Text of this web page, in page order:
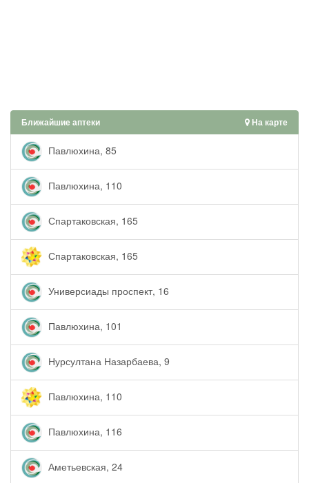
Ближайшие аптеки На карте
Павлюхина, 85
Павлюхина, 110
Спартаковская, 165
Спартаковская, 165
Универсиады проспект, 16
Павлюхина, 101
Нурсултана Назарбаева, 9
Павлюхина, 110
Павлюхина, 116
Аметьевская, 24